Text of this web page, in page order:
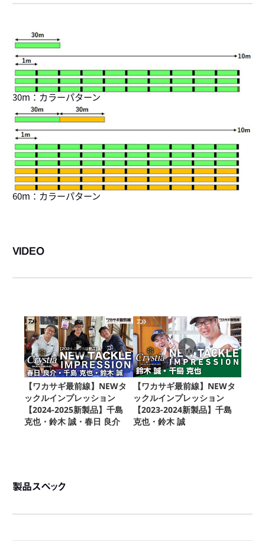
30m：カラーパターン
60m：カラーパターン
VIDEO
製品スペック